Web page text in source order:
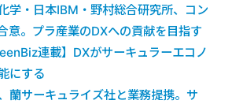
学・日本IBM・野村総合研究所、コン
意。プラ産業のDXへの貢献を目指す
連載】DXがサーキュラーエコノ
にする
蘭サーキュライズ社と業務提携。サ